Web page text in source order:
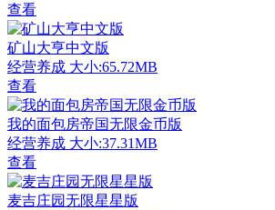
查看
矿山大亨中文版
经营养成 大小:65.72MB
查看
我的面包房帝国无限金币版
经营养成 大小:37.31MB
查看
麦吉庄园无限星星版